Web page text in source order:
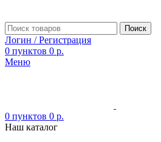
Поиск
Логин / Регистрация
0 пунктов 0 р.
Меню
0 пунктов 0 р.
Наш каталог